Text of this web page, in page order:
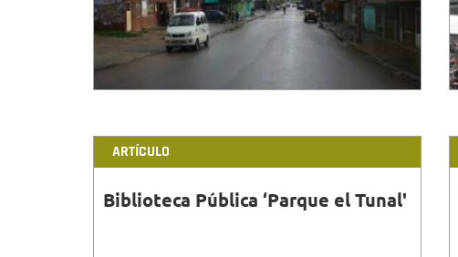
ARTÍCULO
Biblioteca Pública ‘Parque el Tunal'